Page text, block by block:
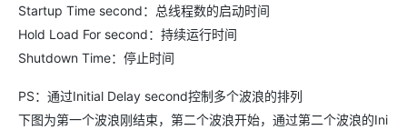
Startup Time second：总线程数的启动时间
Hold Load For second：持续运行时间
Shutdown Time：停止时间
PS：通过Initial Delay second控制多个波浪的排列
下图为第一个波浪刚结束，第二个波浪开始，通过第二个波浪的Ini